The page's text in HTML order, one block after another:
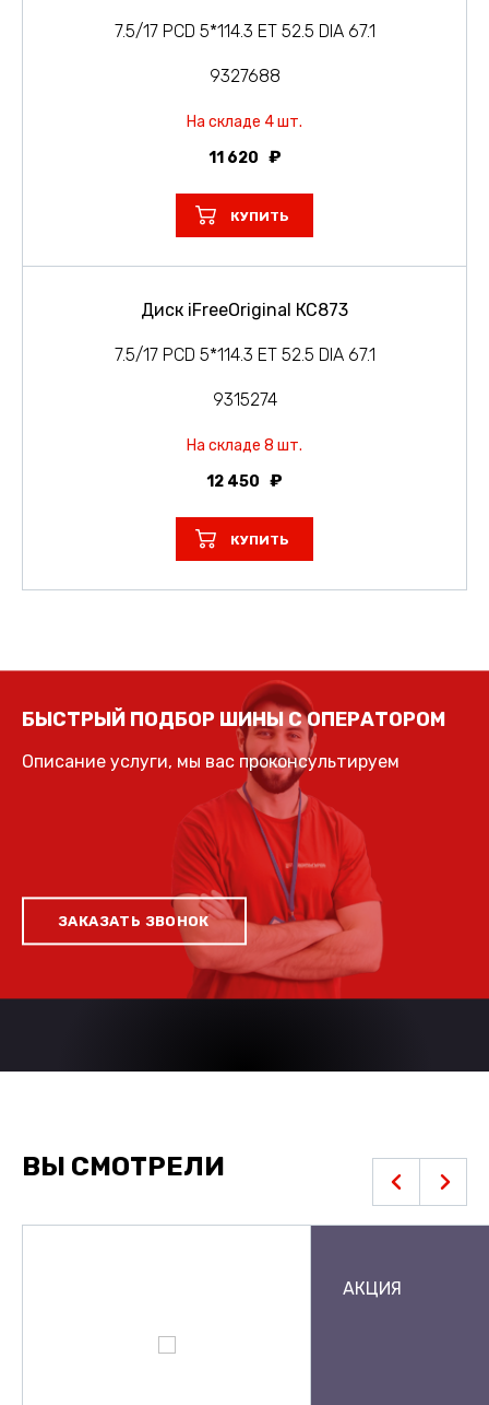
7.5/17 PCD 5*114.3 ET 52.5 DIA 67.1
9327688
На складе 4 шт.
11 620
КУПИТЬ
Диск iFreeOriginal КС873
7.5/17 PCD 5*114.3 ET 52.5 DIA 67.1
9315274
На складе 8 шт.
12 450
КУПИТЬ
БЫСТРЫЙ ПОДБОР ШИНЫ С ОПЕРАТОРОМ
Описание услуги, мы вас проконсультируем
ЗАКАЗАТЬ ЗВОНОК
ВЫ СМОТРЕЛИ
АКЦИЯ